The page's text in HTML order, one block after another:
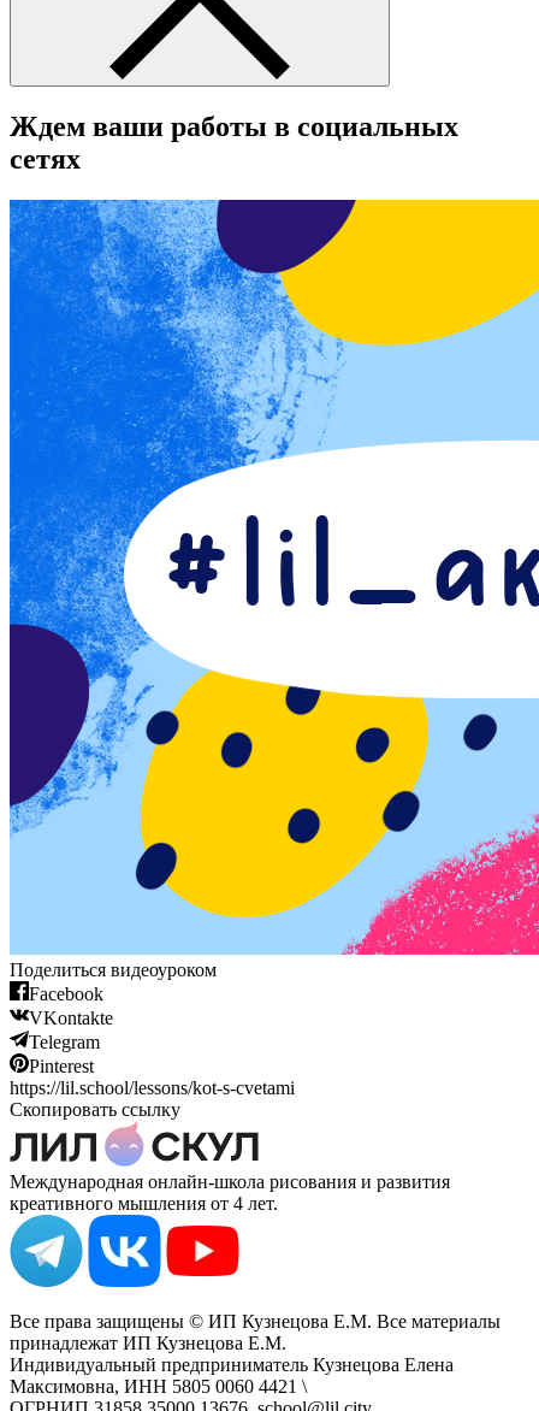
Ждем ваши работы в социальных
сетях
Поделиться видеоуроком
Facebook
VKontakte
Telegram
Pinterest
https://lil.school/lessons/kot-s-cvetami
Скопировать ссылку
Международная онлайн-школа рисования и развития
креативного мышления от 4 лет.
Все права защищены © ИП Кузнецова Е.М. Все материалы
принадлежат ИП Кузнецова Е.М.
Индивидуальный предприниматель Кузнецова Елена
Максимовна, ИНН 5805 0060 4421 \